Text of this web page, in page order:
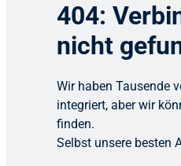
404:
nicht
Wir haben Tausende
integriert, aber wir
finden.
Selbst unsere besten